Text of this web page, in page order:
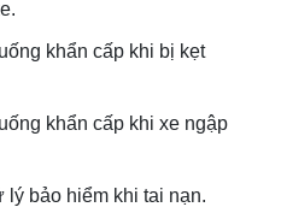
khẩn cấp khi bị kẹt
khẩn cấp khi xe ngập
bảo hiểm khi tai nạn.